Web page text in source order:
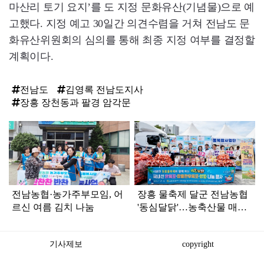
마산리 토기 요지’를 도 지정 문화유산(기념물)으로 예
고했다. 지정 예고 30일간 의견수렴을 거쳐 전남도 문
화유산위원회의 심의를 통해 최종 지정 여부를 결정할
계획이다.
전남도
김영록 전남도지사
장흥 장천동과 팔경 암각문
탑
라
인
전남농협·농가주부모임, 어
르신 여름 김치 나눔
장흥 물축제 달군 전남농협
'동심달닭'…농축산물 매력
기사제보 copyright